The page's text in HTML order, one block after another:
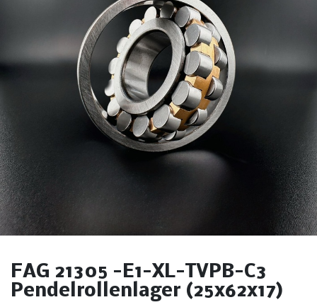
FAG 21305 -E1-XL-TVPB-C3
Pendelrollenlager (25x62x17)